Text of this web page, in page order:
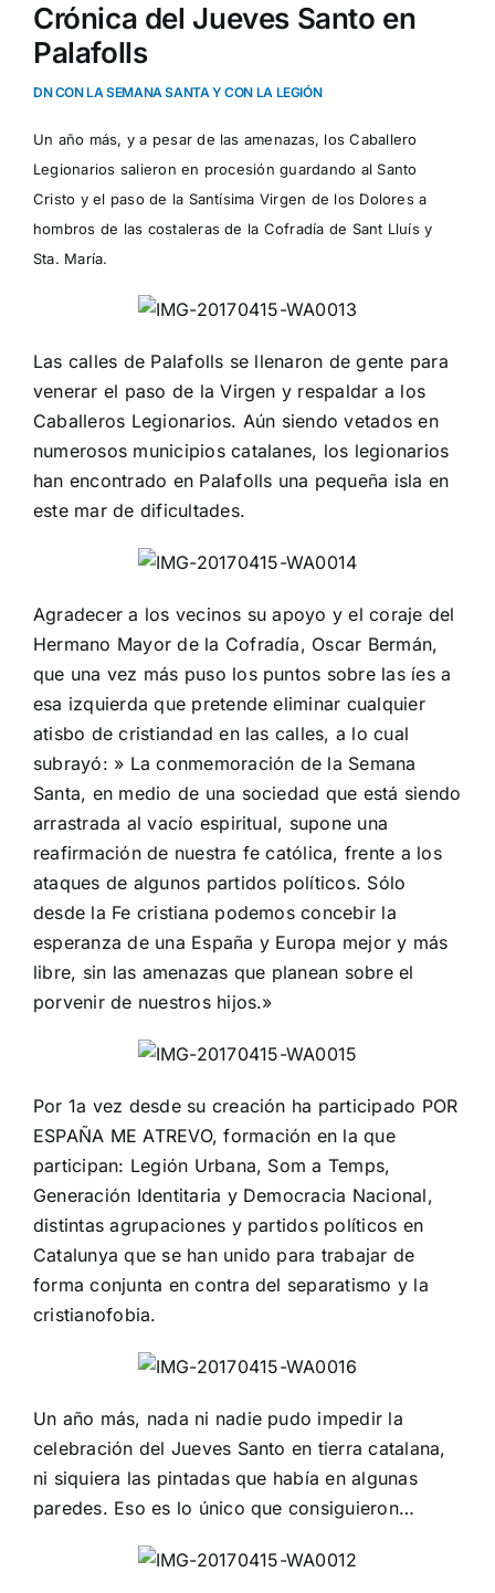
Crónica del Jueves Santo en
Palafolls
DN CON LA SEMANA SANTA Y CON LA LEGIÓN
Un año más, y a pesar de las amenazas, los Caballero
Legionarios salieron en procesión guardando al Santo
Cristo y el paso de la Santísima Virgen de los Dolores a
hombros de las costaleras de la Cofradía de Sant Lluís y
Sta. María.
Las calles de Palafolls se llenaron de gente para
venerar el paso de la Virgen y respaldar a los
Caballeros Legionarios. Aún siendo vetados en
numerosos municipios catalanes, los legionarios
han encontrado en Palafolls una pequeña isla en
este mar de dificultades.
Agradecer a los vecinos su apoyo y el coraje del
Hermano Mayor de la Cofradía, Oscar Bermán,
que una vez más puso los puntos sobre las íes a
esa izquierda que pretende eliminar cualquier
atisbo de cristiandad en las calles, a lo cual
subrayó: » La conmemoración de la Semana
Santa, en medio de una sociedad que está siendo
arrastrada al vacío espiritual, supone una
reafirmación de nuestra fe católica, frente a los
ataques de algunos partidos políticos. Sólo
desde la Fe cristiana podemos concebir la
esperanza de una España y Europa mejor y más
libre, sin las amenazas que planean sobre el
porvenir de nuestros hijos.»
Por 1a vez desde su creación ha participado POR
ESPAÑA ME ATREVO, formación en la que
participan: Legión Urbana, Som a Temps,
Generación Identitaria y Democracia Nacional,
distintas agrupaciones y partidos políticos en
Catalunya que se han unido para trabajar de
forma conjunta en contra del separatismo y la
cristianofobia.
Un año más, nada ni nadie pudo impedir la
celebración del Jueves Santo en tierra catalana,
ni siquiera las pintadas que había en algunas
paredes. Eso es lo único que consiguieron…